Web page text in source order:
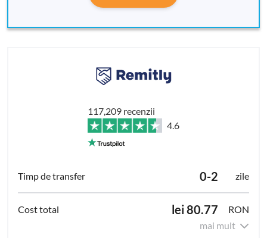
117,209 recenzii
4.6
0-2 zile
lei 80.77
RON
mai mult